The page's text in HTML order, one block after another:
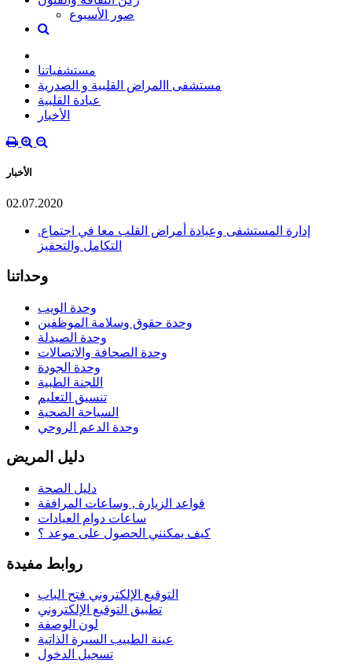
صور الأسبوع
مستشفياتنا
مستشفى االمراض القلبية و الصدرية
عيادة القلبية
الأخبار
الأخبار
02.07.2020
.إدارة المستشفى وعيادة أمراض القلب معا في اجتماع
التكامل والتحفيز
وحداتنا
وحدة الويب
وحدة حقوق وسلامة الموظفين
وحدة الصيدلة
وحدة الصحافة والاتصالات
وحدة الجودة
اللجنة الطبية
تنسيق التعليم
السياحة الصحية
وحدة الدعم الروحي
دليل المريض
دليل الصحة
قواعد الزيارة , وساعات المرافقة
ساعات دوام العيادات
كيف يمكنني الحصول على موعد ؟
روابط مفيدة
التوقيع الإلكتروني فتح الباب
تطبيق التوقيع الإلكتروني
لون الوصفة
عينة الطبيب السيرة الذاتية
تسجيل الدخول